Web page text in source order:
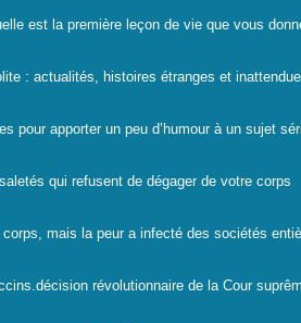
est la première leçon de vie que vous
: actualités, histoires étranges et
pour apporter un peu d’humour à un sujet
qui refusent de dégager de votre corps
mais la peur a infecté des sociétés
révolutionnaire de la Cour